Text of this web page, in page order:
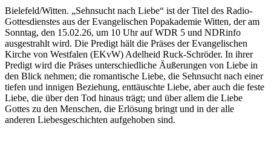
Bielefeld/Witten. „Sehnsucht nach Liebe“ ist der Titel des Radio-
Gottesdienstes aus der Evangelischen Popakademie Witten, der am
Sonntag, den 15.02.26, um 10 Uhr auf WDR 5 und NDRinfo
ausgestrahlt wird. Die Predigt hält die Präses der Evangelischen
Kirche von Westfalen (EKvW) Adelheid Ruck-Schröder. In ihrer
Predigt wird die Präses unterschiedliche Äußerungen von Liebe in
den Blick nehmen; die romantische Liebe, die Sehnsucht nach einer
tiefen und innigen Beziehung, enttäuschte Liebe, aber auch die feste
Liebe, die über den Tod hinaus trägt; und über allem die Liebe
Gottes zu den Menschen, die Erlösung bringt und in der alle
anderen Liebesgeschichten aufgehoben sind.